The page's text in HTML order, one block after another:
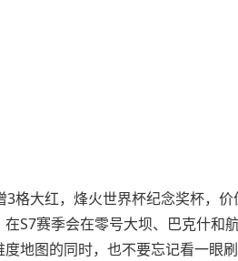
3格大红，烽火世界杯纪念奖杯，
在S7赛季会在零号大坝、巴克什和
度地图的同时，也不要忘记看一眼